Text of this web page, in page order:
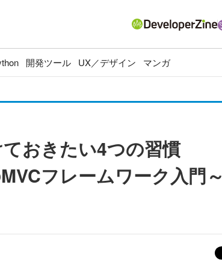
開発ツール UX／デザイン マンガ
おきたい4つの習慣
フレームワーク入門～